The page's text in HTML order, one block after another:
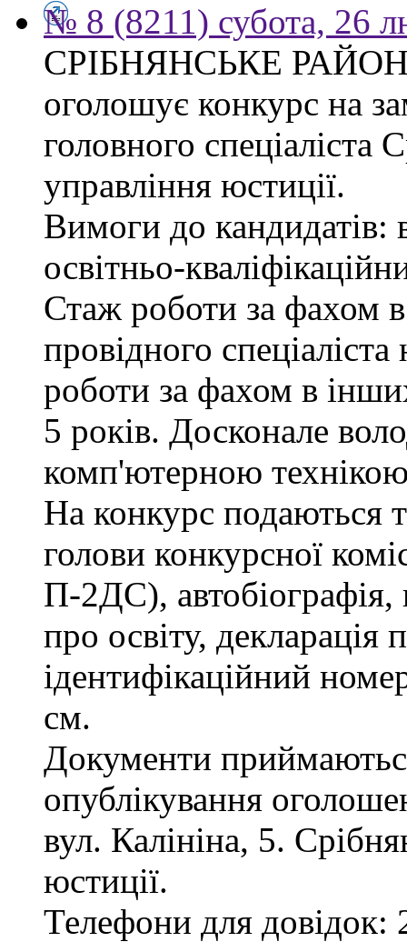
№ 8 (8211) субота, 26
СРІБНЯНСЬКЕ
оголошує конкурс на
головного спеціаліста
управління юстиції.
Вимоги до кандидатів:
освітньо-
Стаж роботи за фахом
провідного
роботи за фахом в
5 років. Досконале
комп'ютерною
На конкурс подаються
голови конкурсної
П-2ДС), автобіографія,
про освіту, декларація
ідентифікаційний
см.
Документи
опублікування
вул. Калініна, 5.
юстиції.
Телефони для